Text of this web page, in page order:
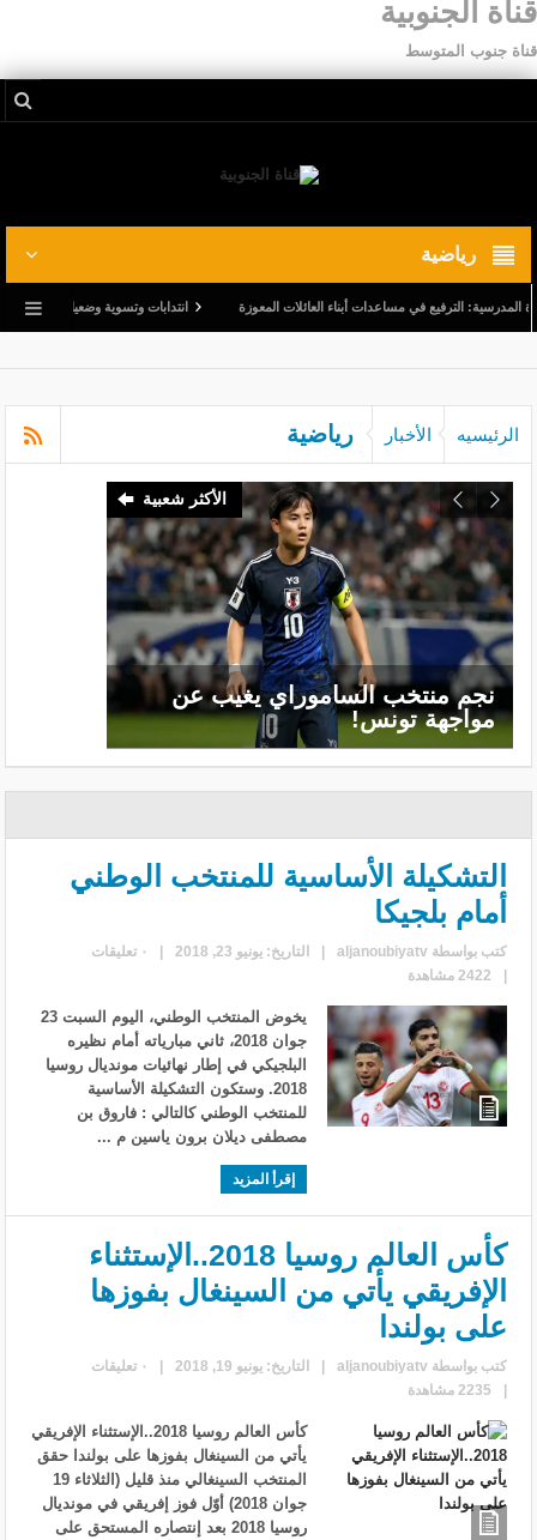
قناة الجنوبية
قناة جنوب المتوسط
رياضية
الترفيع في مساعدات أبناء العائلات المعوزة انتدابات وتسوية وضعيات.. وترفيع في أجور
الرئيسيه الأخبار رياضية
الأكثر شعبية
نجم منتخب الساموراي يغيب عن
مواجهة تونس!
التشكيلة الأساسية للمنتخب الوطني
أمام بلجيكا
كتب بواسطةaljanoubiyatv
| التاريخ: يونيو 23, 2018 |
٠ تعليقات
|
2422 مشاهدة
يخوض المنتخب الوطني، اليوم السبت 23
جوان 2018، ثاني مبارياته أمام نظيره
البلجيكي في إطار نهائيات مونديال روسيا
2018. وستكون التشكيلة الأساسية
للمنتخب الوطني كالتالي : فاروق بن
مصطفى ديلان برون ياسين م ...
إقرأ المزيد
كأس العالم روسيا 2018..الإستثناء
الإفريقي يأتي من السينغال بفوزها
على بولندا
كتب بواسطةaljanoubiyatv
| التاريخ: يونيو 19, 2018 |
٠ تعليقات
|
2235 مشاهدة
كأس العالم روسيا 2018..الإستثناء الإفريقي
يأتي من السينغال بفوزها على بولندا حقق
المنتخب السينغالي منذ قليل (الثلاثاء 19
جوان 2018) أوّل فوز إفريقي في مونديال
روسيا 2018 بعد إنتصاره المستحق على